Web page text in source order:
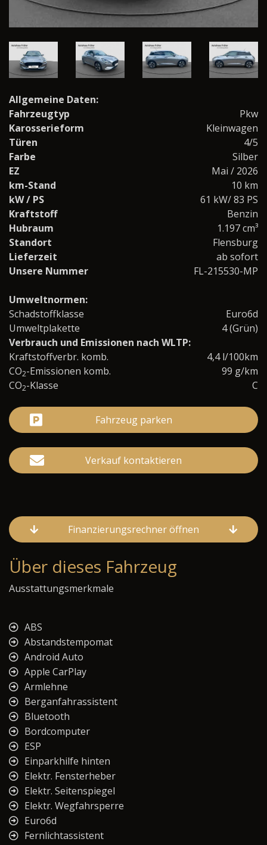
Allgemeine Daten:
Fahrzeugtyp
Pkw
Karosserieform
Kleinwagen
Türen
4/5
Farbe
Silber
EZ
Mai / 2026
km-Stand
10 km
kW / PS
61 kW/ 83 PS
Kraftstoff
Benzin
Hubraum
1.197 cm³
Standort
Flensburg
Lieferzeit
ab sofort
Unsere Nummer
FL-215530-MP
Umweltnormen:
Schadstoffklasse
Euro6d
Umweltplakette
4 (Grün)
Verbrauch und Emissionen nach WLTP:
Kraftstoffverbr. komb.
4,4 l/100km
CO2-Emissionen komb.
99 g/km
CO2-Klasse C
Fahrzeug parken
Verkauf kontaktieren
Finanzierungsrechner öffnen
Über dieses Fahrzeug
Ausstattungsmerkmale
ABS
Abstandstempomat
Android Auto
Apple CarPlay
Armlehne
Berganfahrassistent
Bluetooth
Bordcomputer
ESP
Einparkhilfe hinten
Elektr. Fensterheber
Elektr. Seitenspiegel
Elektr. Wegfahrsperre
Euro6d
Fernlichtassistent